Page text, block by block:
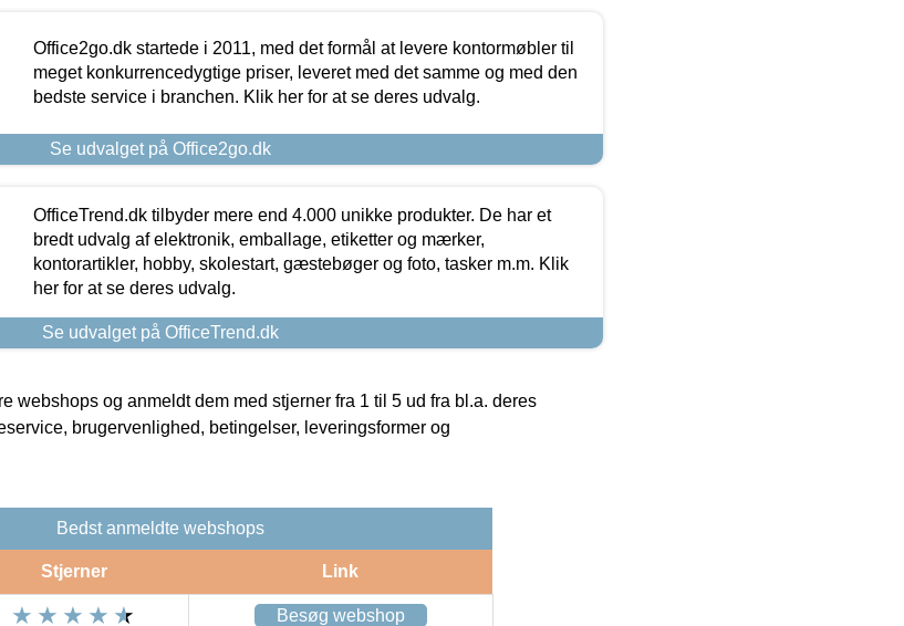
Office2go.dk startede i 2011, med det formål at levere kontormøbler til
meget konkurrencedygtige priser, leveret med det samme og med den
bedste service i branchen. Klik her for at se deres udvalg.
Se udvalget på Office2go.dk
OfficeTrend.dk tilbyder mere end 4.000 unikke produkter. De har et
bredt udvalg af elektronik, emballage, etiketter og mærker,
kontorartikler, hobby, skolestart, gæstebøger og foto, tasker m.m. Klik
her for at se deres udvalg.
Se udvalget på OfficeTrend.dk
webshops og anmeldt dem med stjerner fra 1 til 5 ud fra bl.a. deres
brugervenlighed, betingelser, leveringsformer og
Bedst anmeldte webshops
Stjerner Link
Besøg webshop